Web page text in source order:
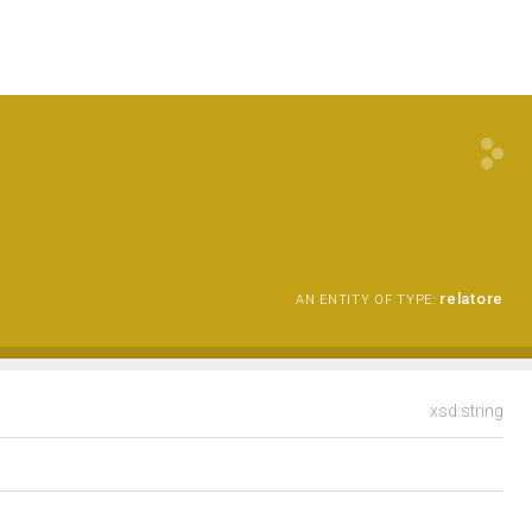
AN ENTITY OF TYPE: relatore
xsd:string